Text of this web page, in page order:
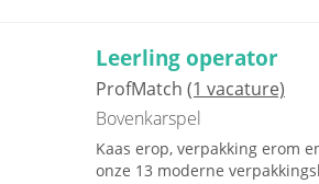
Leerling operator
ProfMatch (1 vacature)
Bovenkarspel
Kaas erop, verpakking erom
onze 13 moderne